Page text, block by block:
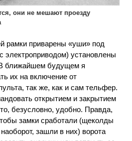
они не мешают проезду
рамки приварены «уши» под
электроприводом) установлены
ближайшем будущем я
их на включение от
так же, как и сам тельфер.
открытием и закрытием
безусловно, удобно. Правда,
замки сработали (щеколды
зашли в них) ворота